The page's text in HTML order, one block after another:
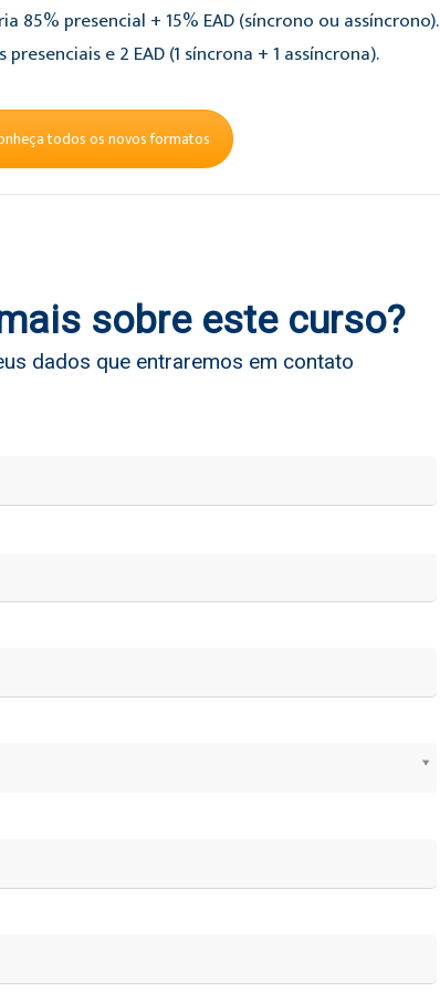
85% presencial + 15% EAD (síncrono ou assíncrono).
e 2 EAD (1 síncrona + 1 assíncrona).
todos os novos formatos
sobre este curso?
dados que entraremos em contato